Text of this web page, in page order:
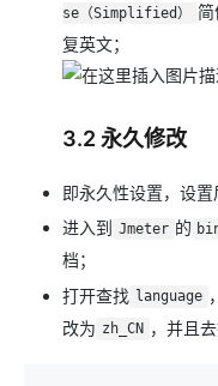
se（Simplified）
简
复英文；
3.2 永久修改
即永久性设置，设置
进入到 Jmeter 的
档；
打开查找 language
改为 zh_CN ，并且